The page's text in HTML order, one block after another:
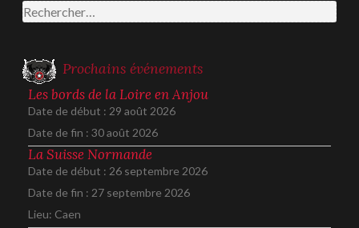
Rechercher :
Prochains événements
Les bords de la Loire en Anjou
Date de début : 29 août 2026
Date de fin : 30 août 2026
La Suisse Normande
Date de début : 26 septembre 2026
Date de fin : 27 septembre 2026
Lieu: Caen